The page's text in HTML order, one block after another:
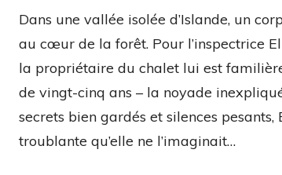
Dans une vallée isolée d’Islande, un
au cœur de la forêt. Pour l’inspectrice
la propriétaire du chalet lui est
de vingt-cinq ans – la noyade
secrets bien gardés et silences
troublante qu’elle ne l’imaginait…